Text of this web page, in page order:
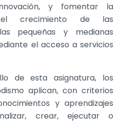
y fomentar la
crecimiento de las
pequeñas y medianas
el acceso a servicios
de esta asignatura, los
aplican, con criterios
y aprendizajes
crear, ejecutar o